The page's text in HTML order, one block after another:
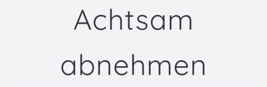
Achtsam
abnehmen